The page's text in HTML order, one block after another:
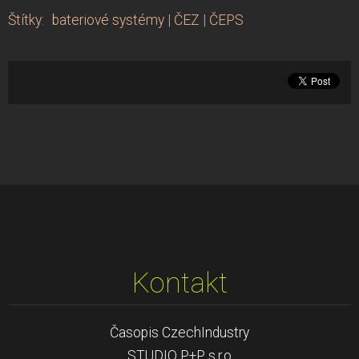
Štítky: bateriové systémy | ČEZ | ČEPS
Kontakt
Časopis CzechIndustry
STUDIO P+P s.r.o